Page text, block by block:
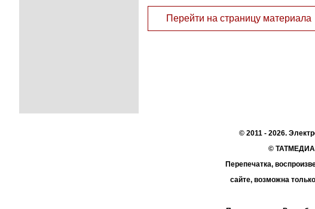
Перейти на страницу материала
© 2011 - 2026.
©
Перепечатка,
сайте, возможна